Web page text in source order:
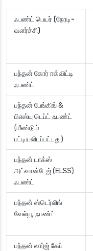
ஃபண்ட் பெயர் (நேரடி-
வளர்ச்சி)
பந்தன் கோர் ஈக்விட்டி
ஃபண்ட்
பந்தன் பேங்கிங் &
பிஎஸ்யு டெப்ட் ஃபண்ட்
(மீண்டும்
பட்டியலிடப்பட்டது)
பந்தன் டாக்ஸ்
அட்வான்டேஜ் (ELSS)
ஃபண்ட்
பந்தன் ஸ்டெர்லிங்
வேல்யூ ஃபண்ட்
பந்தன் லார்ஜ் கேப்